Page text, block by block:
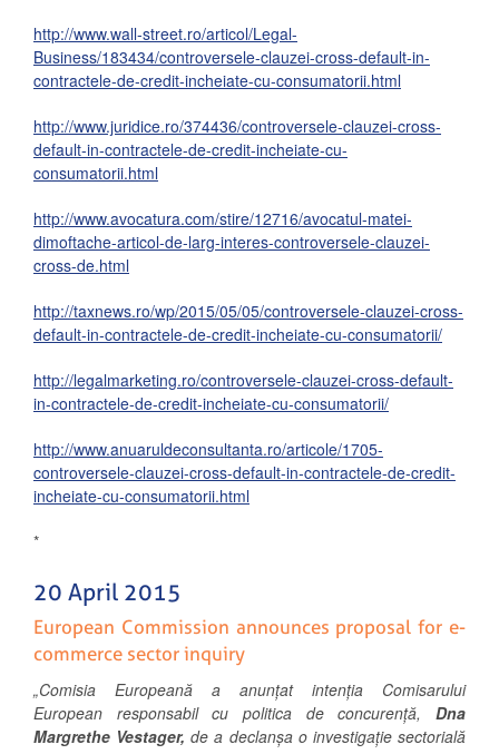
http://www.wall-street.ro/articol/Legal-
Business/183434/controversele-clauzei-cross-default-in-
contractele-de-credit-incheiate-cu-consumatorii.html
http://www.juridice.ro/374436/controversele-clauzei-cross-
default-in-contractele-de-credit-incheiate-cu-
consumatorii.html
http://www.avocatura.com/stire/12716/avocatul-matei-
dimoftache-articol-de-larg-interes-controversele-clauzei-
cross-de.html
http://taxnews.ro/wp/2015/05/05/controversele-clauzei-cross-
default-in-contractele-de-credit-incheiate-cu-consumatorii/
http://legalmarketing.ro/controversele-clauzei-cross-default-
in-contractele-de-credit-incheiate-cu-consumatorii/
http://www.anuaruldeconsultanta.ro/articole/1705-
controversele-clauzei-cross-default-in-contractele-de-credit-
incheiate-cu-consumatorii.html
*
20 April 2015
European Commission announces proposal for e-
commerce sector inquiry
„Comisia Europeană a anunțat intenția Comisarului
European responsabil cu politica de concurență, Dna
Margrethe Vestager,de a declanșa o investigație sectorială